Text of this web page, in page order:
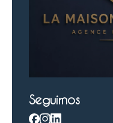
Seguirnos